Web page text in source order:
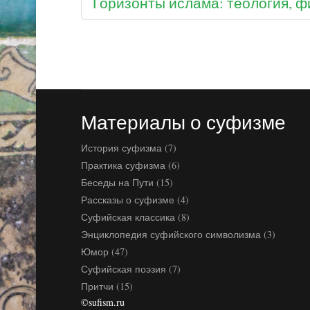
Материалы о суфизме
История суфизма (7)
Практика суфизма (6)
Беседы на Пути (15)
Рассказы о суфизме (4)
Суфийская классика (8)
Энциклопедия суфийского символизма (3)
Юмор (47)
Суфийская поэзия (7)
Притчи (15)
©sufism.ru